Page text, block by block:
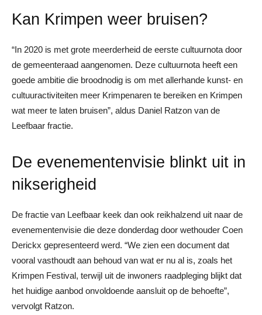
Kan Krimpen weer bruisen?
“In 2020 is met grote meerderheid de eerste cultuurnota door
de gemeenteraad aangenomen. Deze cultuurnota heeft een
goede ambitie die broodnodig is om met allerhande kunst- en
cultuuractiviteiten meer Krimpenaren te bereiken en Krimpen
wat meer te laten bruisen”, aldus Daniel Ratzon van de
Leefbaar fractie.
De evenementenvisie blinkt uit in
nikserigheid
De fractie van Leefbaar keek dan ook reikhalzend uit naar de
evenementenvisie die deze donderdag door wethouder Coen
Derickx gepresenteerd werd. “We zien een document dat
vooral vasthoudt aan behoud van wat er nu al is, zoals het
Krimpen Festival, terwijl uit de inwoners raadpleging blijkt dat
het huidige aanbod onvoldoende aansluit op de behoefte”,
vervolgt Ratzon.